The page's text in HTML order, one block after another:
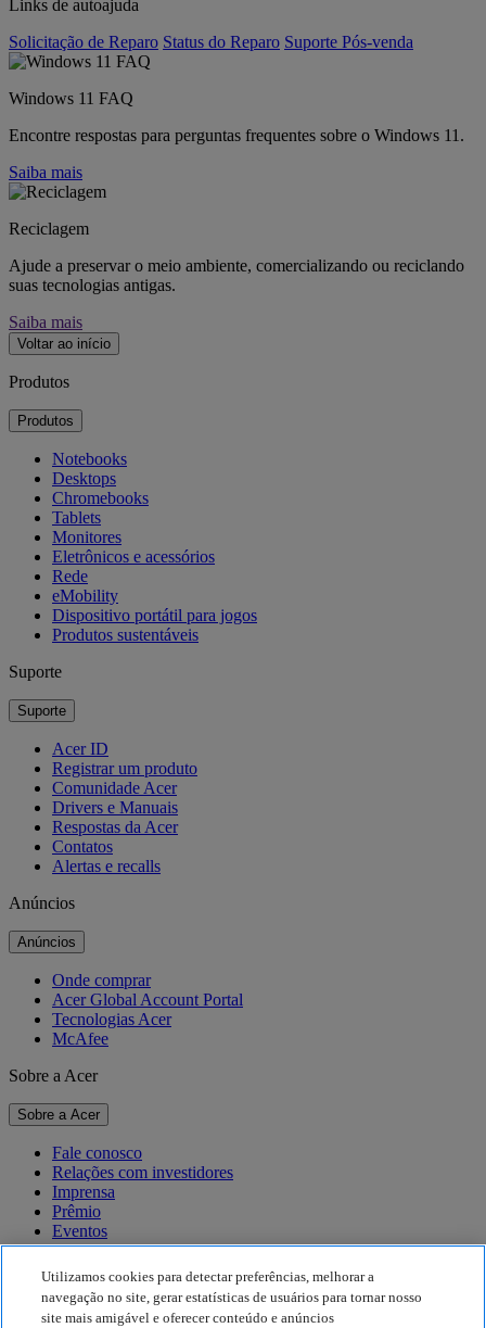
Links de autoajuda
Solicitação de Reparo Status do Reparo Suporte Pós-venda
Windows 11 FAQ
Encontre respostas para perguntas frequentes sobre o Windows 11.
Saiba mais
Reciclagem
Ajude a preservar o meio ambiente, comercializando ou reciclando
suas tecnologias antigas.
Saiba mais
Voltar ao início
Produtos
Produtos
Notebooks
Desktops
Chromebooks
Tablets
Monitores
Eletrônicos e acessórios
Rede
eMobility
Dispositivo portátil para jogos
Produtos sustentáveis
Suporte
Suporte
Acer ID
Registrar um produto
Comunidade Acer
Drivers e Manuais
Respostas da Acer
Contatos
Alertas e recalls
Anúncios
Anúncios
Onde comprar
Acer Global Account Portal
Tecnologias Acer
McAfee
Sobre a Acer
Sobre a Acer
Fale conosco
Relações com investidores
Imprensa
Prêmio
Eventos
Sustentabilidade
Sustentabilidade
Utilizamos cookies para detectar preferências, melhorar a
navegação no site, gerar estatísticas de usuários para tornar nosso
site mais amigável e oferecer conteúdo e anúncios